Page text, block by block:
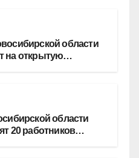
области
на открытую
области
20 работников